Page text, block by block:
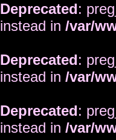
Deprecated:
instead in /var/
Deprecated:
instead in /var/
Deprecated:
instead in /var/